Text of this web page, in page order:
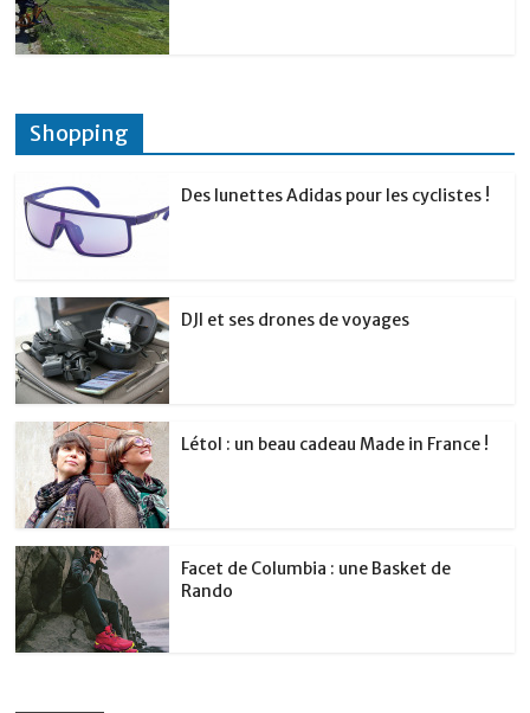
Shopping
Des lunettes Adidas pour les cyclistes !
DJI et ses drones de voyages
Létol : un beau cadeau Made in France !
Facet de Columbia : une Basket de
Rando